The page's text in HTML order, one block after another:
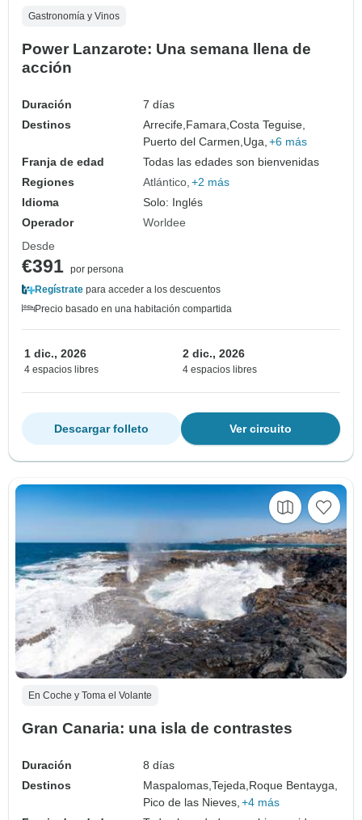
Gastronomía y Vinos
Power Lanzarote: Una semana llena de
acción
Duración
7 días
Destinos
Arrecife,Famara,Costa Teguise,
Puerto del Carmen,Uga, +6 más
Franja de edad
Todas las edades son bienvenidas
Regiones
Atlántico +2 más
Idioma
Solo: Inglés
Operador
Worldee
Desde
€391 por persona
Regístrate para acceder a los descuentos
Precio basado en una habitación compartida
1 dic., 2026
4 espacios libres
2 dic., 2026
4 espacios libres
Ver circuito
Descargar folleto
En Coche y Toma el Volante
Gran Canaria: una isla de contrastes
Duración
8 días
Destinos
Maspalomas,Tejeda, Roque Bentayga,
Pico de las Nieves, +4 más